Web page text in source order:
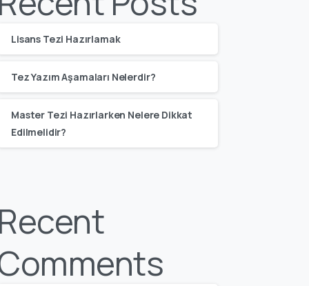
Lisans Tezi Hazırlamak
Tez Yazım Aşamaları Nelerdir?
Master Tezi Hazırlarken Nelere Dikkat
Edilmelidir?